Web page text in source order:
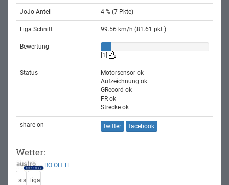
JoJo-Anteil 4 % (7 Pkte)
Liga Schnitt 99.56 km/h (81.61 pkt )
Bewertung
[1]
Status
Motorsensor ok
Aufzeichnung ok
GRecord ok
FR ok
Strecke ok
share on twitter facebook
Wetter:
BO OH TE
sis liga